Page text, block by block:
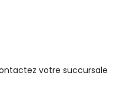
votre succursale